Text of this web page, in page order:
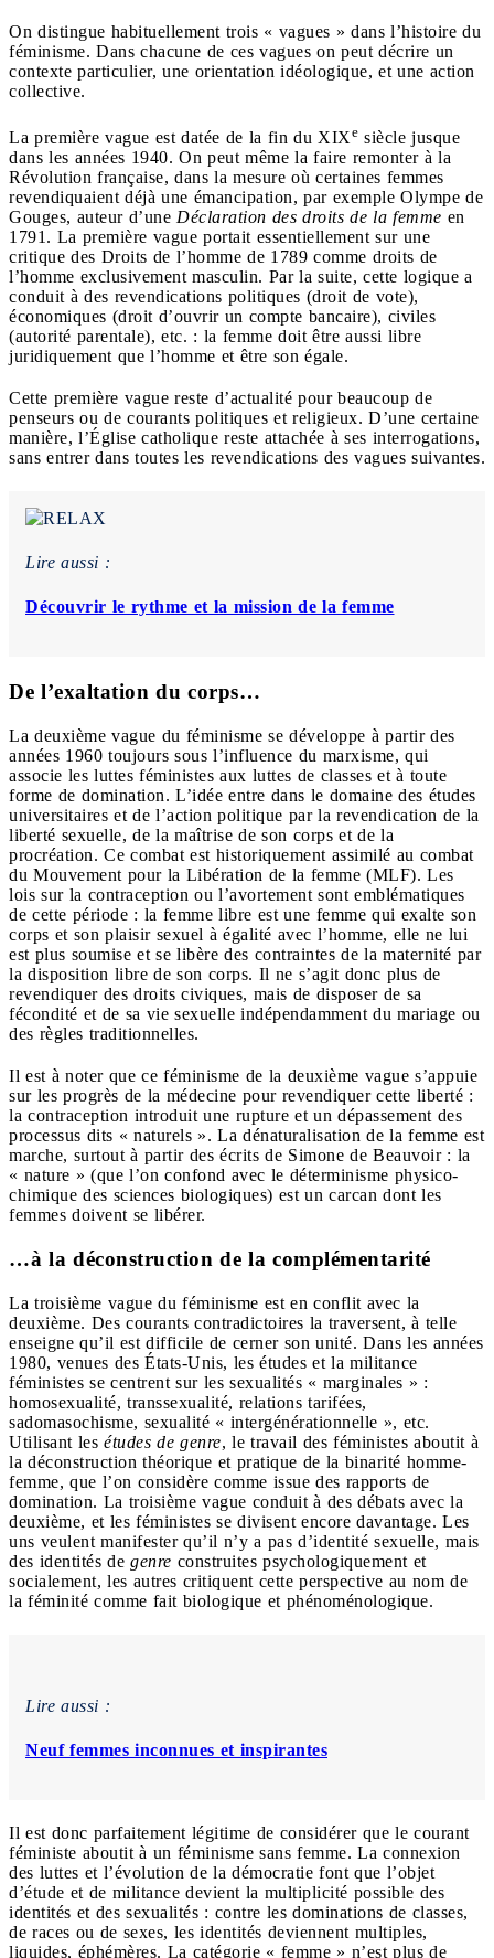
On distingue habituellement trois « vagues » dans l’histoire du
féminisme. Dans chacune de ces vagues on peut décrire un
contexte particulier, une orientation idéologique, et une action
collective.
La première vague est datée de la fin du XIXe siècle jusque
dans les années 1940. On peut même la faire remonter à la
Révolution française, dans la mesure où certaines femmes
revendiquaient déjà une émancipation, par exemple Olympe de
Gouges, auteur d’une Déclaration des droits de la femme en
1791. La première vague portait essentiellement sur une
critique des Droits de l’homme de 1789 comme droits de
l’homme exclusivement masculin. Par la suite, cette logique a
conduit à des revendications politiques (droit de vote),
économiques (droit d’ouvrir un compte bancaire), civiles
(autorité parentale), etc. : la femme doit être aussi libre
juridiquement que l’homme et être son égale.
Cette première vague reste d’actualité pour beaucoup de
penseurs ou de courants politiques et religieux. D’une certaine
manière, l’Église catholique reste attachée à ses interrogations,
sans entrer dans toutes les revendications des vagues suivantes.
Lire aussi :
Découvrir le rythme et la mission de la femme
De l’exaltation du corps…
La deuxième vague du féminisme se développe à partir des
années 1960 toujours sous l’influence du marxisme, qui
associe les luttes féministes aux luttes de classes et à toute
forme de domination. L’idée entre dans le domaine des études
universitaires et de l’action politique par la revendication de la
liberté sexuelle, de la maîtrise de son corps et de la
procréation. Ce combat est historiquement assimilé au combat
du Mouvement pour la Libération de la femme (MLF). Les
lois sur la contraception ou l’avortement sont emblématiques
de cette période : la femme libre est une femme qui exalte son
corps et son plaisir sexuel à égalité avec l’homme, elle ne lui
est plus soumise et se libère des contraintes de la maternité par
la disposition libre de son corps. Il ne s’agit donc plus de
revendiquer des droits civiques, mais de disposer de sa
fécondité et de sa vie sexuelle indépendamment du mariage ou
des règles traditionnelles.
Il est à noter que ce féminisme de la deuxième vague s’appuie
sur les progrès de la médecine pour revendiquer cette liberté :
la contraception introduit une rupture et un dépassement des
processus dits « naturels ». La dénaturalisation de la femme est
marche, surtout à partir des écrits de Simone de Beauvoir : la
« nature » (que l’on confond avec le déterminisme physico-
chimique des sciences biologiques) est un carcan dont les
femmes doivent se libérer.
…à la déconstruction de la complémentarité
La troisième vague du féminisme est en conflit avec la
deuxième. Des courants contradictoires la traversent, à telle
enseigne qu’il est difficile de cerner son unité. Dans les années
1980, venues des États-Unis, les études et la militance
féministes se centrent sur les sexualités « marginales » :
homosexualité, transsexualité, relations tarifées,
sadomasochisme, sexualité « intergénérationnelle », etc.
Utilisant les études de genre, le travail des féministes aboutit à
la déconstruction théorique et pratique de la binarité homme-
femme, que l’on considère comme issue des rapports de
domination. La troisième vague conduit à des débats avec la
deuxième, et les féministes se divisent encore davantage. Les
uns veulent manifester qu’il n’y a pas d’identité sexuelle, mais
des identités de genre construites psychologiquement et
socialement, les autres critiquent cette perspective au nom de
la féminité comme fait biologique et phénoménologique.
Lire aussi :
Neuf femmes inconnues et inspirantes
Il est donc parfaitement légitime de considérer que le courant
féministe aboutit à un féminisme sans femme. La connexion
des luttes et l’évolution de la démocratie font que l’objet
d’étude et de militance devient la multiplicité possible des
identités et des sexualités : contre les dominations de classes,
de races ou de sexes, les identités deviennent multiples,
liquides, éphémères. La catégorie « femme » n’est plus de